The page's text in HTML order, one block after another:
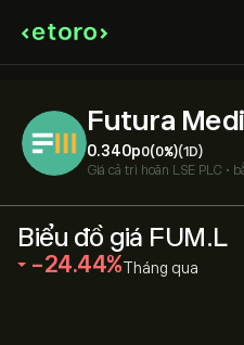
Futura
0.340‎p‎0(0%)(1D)
Giá cả trì hoãn LSE PLC •
Biểu đồ giá FUM.L
‎-24.44‎ Tháng qua